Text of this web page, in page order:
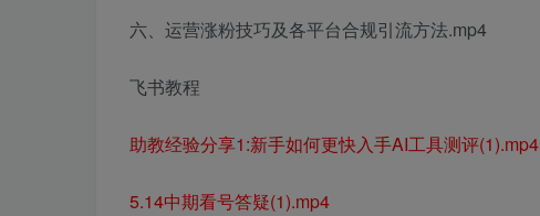
六、运营涨粉技巧及各平台合规引流方法.mp4
飞书教程
助教经验分享1:新手如何更快入手AI工具测评(1).mp4
5.14中期看号答疑(1).mp4